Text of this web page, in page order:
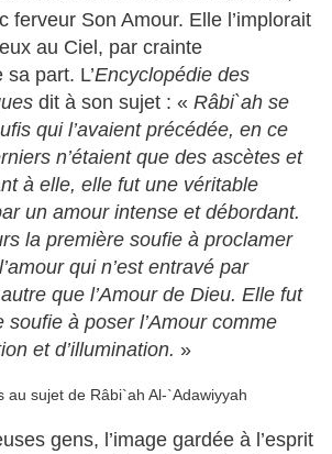
ferveur Son Amour. Elle l’implorait
au Ciel, par crainte
part. L’Encyclopédie des
dit à son sujet : « Râbi`ah se
qui l’avaient précédée, en ce
n’étaient que des ascètes et
à elle, elle fut une véritable
un amour intense et débordant.
la première soufie à proclamer
qui n’est entravé par
que l’Amour de Dieu. Elle fut
soufie à poser l’Amour comme
et d’illumination. »
au sujet de Râbi`ah Al-`Adawiyyah
gens, l’image gardée à l’esprit